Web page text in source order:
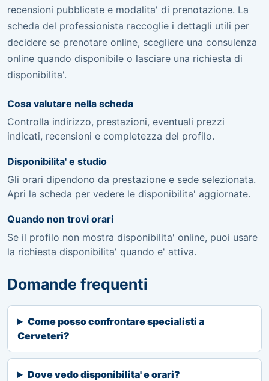
recensioni pubblicate e modalita' di prenotazione. La
scheda del professionista raccoglie i dettagli utili per
decidere se prenotare online, scegliere una consulenza
online quando disponibile o lasciare una richiesta di
disponibilita'.
Cosa valutare nella scheda
Controlla indirizzo, prestazioni, eventuali prezzi
indicati, recensioni e completezza del profilo.
Disponibilita' e studio
Gli orari dipendono da prestazione e sede selezionata.
Apri la scheda per vedere le disponibilita' aggiornate.
Quando non trovi orari
Se il profilo non mostra disponibilita' online, puoi usare
la richiesta disponibilita' quando e' attiva.
Domande frequenti
Come posso confrontare specialisti a
Cerveteri?
Dove vedo disponibilita' e orari?